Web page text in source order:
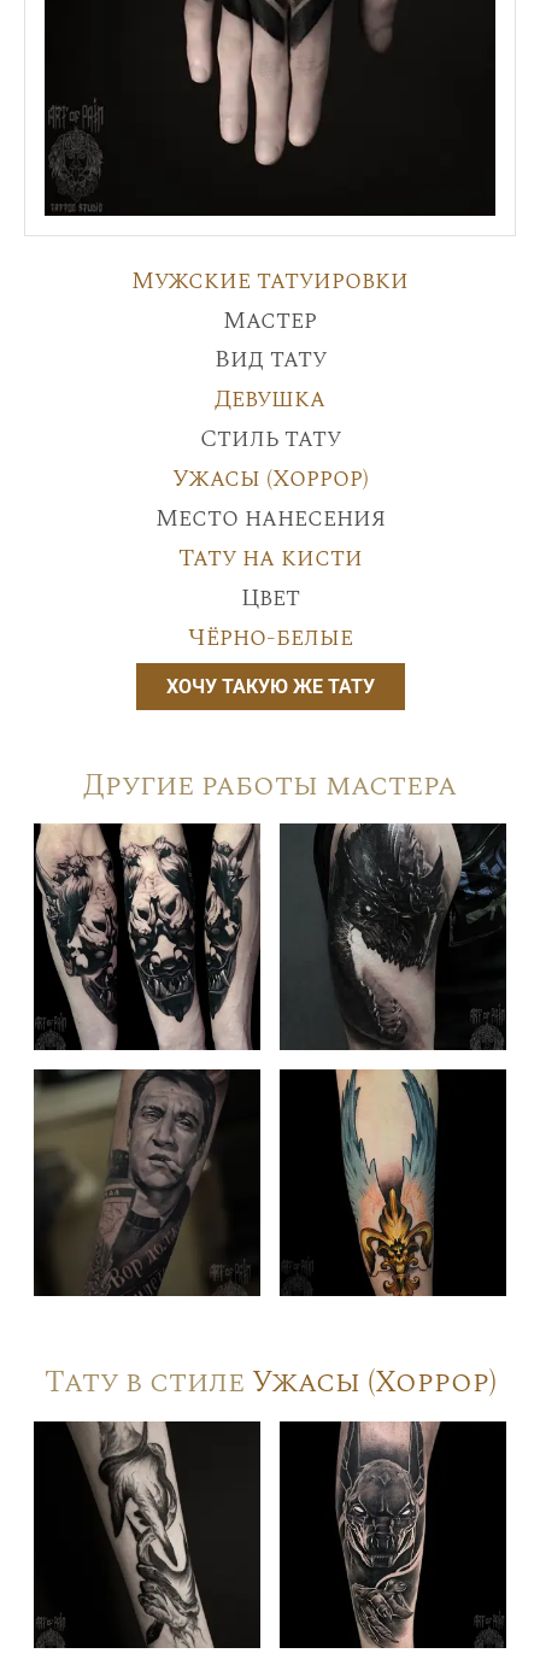
Мужские татуировки
Мастер
Вид тату
Девушка
Стиль тату
Ужасы (Хоррор)
Место нанесения
Тату на кисти
Цвет
Чёрно-белые
ХОЧУ ТАКУЮ ЖЕ ТАТУ
Другие работы мастера
Тату в стиле Ужасы (Хоррор)